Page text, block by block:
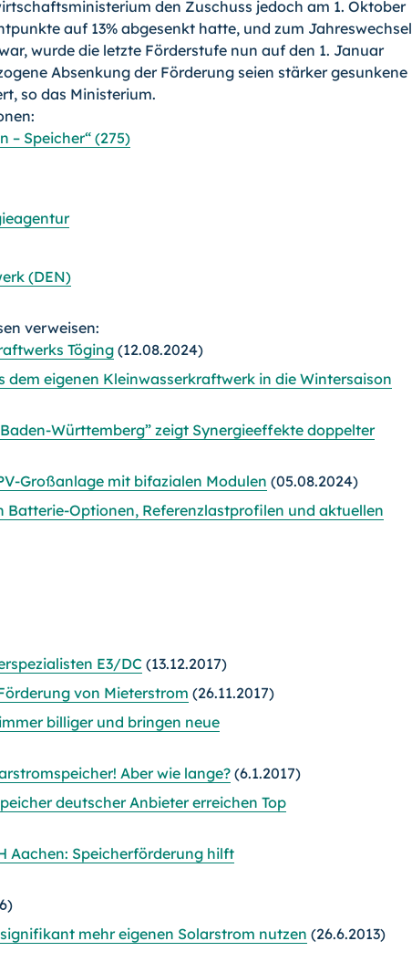
den Zuschuss jedoch am 1. Oktober
auf 13% abgesenkt hatte, und zum Jahreswechsel
wurde die letzte Förderstufe nun auf den 1. Januar
Absenkung der Förderung seien stärker gesunkene
so das Ministerium.
– Speicher“ (275)
(DEN)
verweisen:
Töging (12.08.2024)
dem eigenen Kleinwasserkraftwerk in die Wintersaison
Württemberg” zeigt Synergieeffekte doppelter
Großanlage mit bifazialen Modulen (05.08.2024)
Batterie-Optionen, Referenzlastprofilen und aktuellen
E3/DC (13.12.2017)
von Mieterstrom (26.11.2017)
billiger und bringen neue
Aber wie lange? (6.1.2017)
deutscher Anbieter erreichen Top
Aachen: Speicherförderung hilft
mehr eigenen Solarstrom nutzen (26.6.2013)